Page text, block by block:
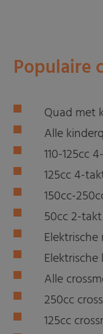
Populaire
Quad met
Alle
110-125cc
125cc 4-
150cc-
50cc 2-
Alle
250cc
125cc